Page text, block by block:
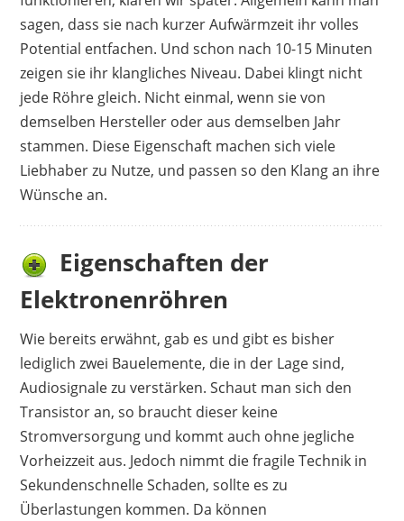
sagen, dass sie nach kurzer Aufwärmzeit ihr volles
Potential entfachen. Und schon nach 10-15 Minuten
zeigen sie ihr klangliches Niveau. Dabei klingt nicht
jede Röhre gleich. Nicht einmal, wenn sie von
demselben Hersteller oder aus demselben Jahr
stammen. Diese Eigenschaft machen sich viele
Liebhaber zu Nutze, und passen so den Klang an ihre
Wünsche an.
Eigenschaften der
Elektronenröhren
Wie bereits erwähnt, gab es und gibt es bisher
lediglich zwei Bauelemente, die in der Lage sind,
Audiosignale zu verstärken. Schaut man sich den
Transistor an, so braucht dieser keine
Stromversorgung und kommt auch ohne jegliche
Vorheizzeit aus. Jedoch nimmt die fragile Technik in
Sekundenschnelle Schaden, sollte es zu
Überlastungen kommen. Da können